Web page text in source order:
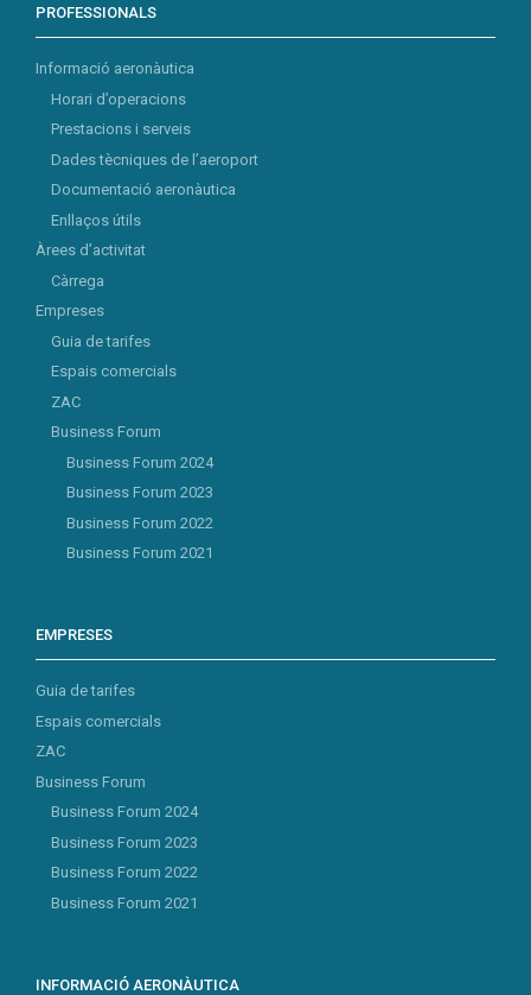
PROFESSIONALS
Informació aeronàutica
Horari d’operacions
Prestacions i serveis
Dades tècniques de l’aeroport
Documentació aeronàutica
Enllaços útils
Àrees d’activitat
Càrrega
Empreses
Guia de tarifes
Espais comercials
ZAC
Business Forum
Business Forum 2024
Business Forum 2023
Business Forum 2022
Business Forum 2021
EMPRESES
Guia de tarifes
Espais comercials
ZAC
Business Forum
Business Forum 2024
Business Forum 2023
Business Forum 2022
Business Forum 2021
INFORMACIÓ AERONÀUTICA